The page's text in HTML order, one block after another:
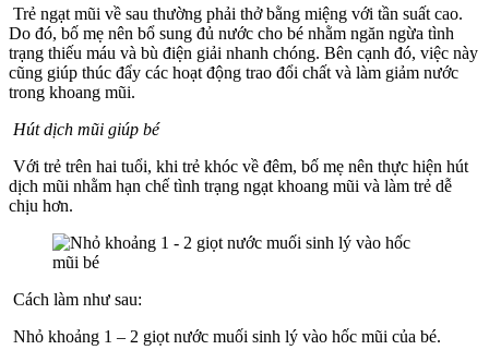
Trẻ ngạt mũi về sau thường phải thở bằng miệng với tần suất cao.
Do đó, bố mẹ nên bổ sung đủ nước cho bé nhằm ngăn ngừa tình
trạng thiếu máu và bù điện giải nhanh chóng. Bên cạnh đó, việc này
cũng giúp thúc đẩy các hoạt động trao đổi chất và làm giảm nước
trong khoang mũi.
Hút dịch mũi giúp bé
Với trẻ trên hai tuổi, khi trẻ khóc về đêm, bố mẹ nên thực hiện hút
dịch mũi nhằm hạn chế tình trạng ngạt khoang mũi và làm trẻ dễ
chịu hơn.
Cách làm như sau:
Nhỏ khoảng 1 – 2 giọt nước muối sinh lý vào hốc mũi của bé.